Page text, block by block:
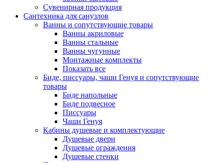
Сувенирная продукция
Сантехника для санузлов
Ванны и сопутствующие товары
Ванны акриловые
Ванны стальные
Ванны чугунные
Монтажные комплекты
Показать все
Биде, писсуары, чаши Генуя и сопутствующие
товары
Биде напольные
Биде подвесное
Писсуары
Чаши Генуя
Кабины душевые и комплектующие
Душевые двери
Душевые ограждения
Душевые стенки